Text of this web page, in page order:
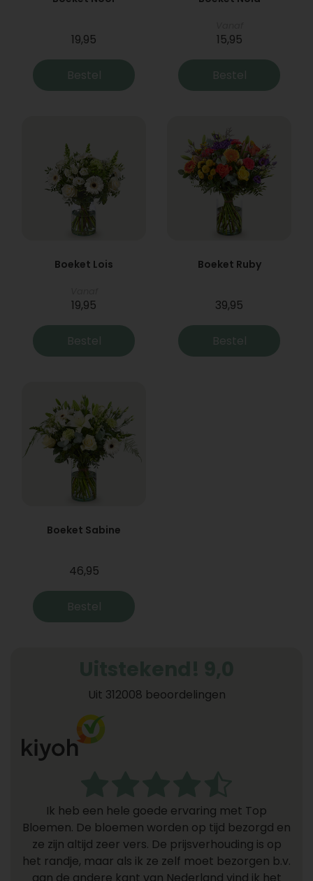
19,95
Bestel
15,95
Bestel
Boeket Lois
19,95
Bestel
Boeket Ruby
39,95
Bestel
Boeket Sabine
46,95
Bestel
Uit 312008 beoordelingen
Ik heb een hele goede ervaring met Top
Bloemen. De bloemen worden op tijd bezorgd en
ze zijn altijd zeer vers. De prijsverhouding is op
het randje, maar als ik ze zelf moet bezorgen b.v.
aan de andere kant van Nederland vind ik het